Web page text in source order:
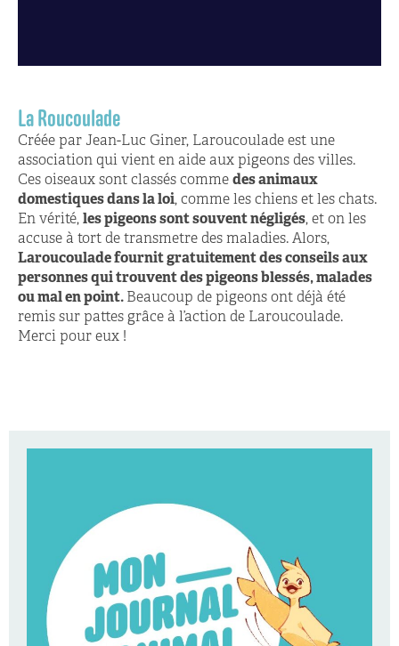
La Roucoulade
Créée par Jean-Luc Giner, Laroucoulade est une
association qui vient en aide aux pigeons des villes.
Ces oiseaux sont classés comme des animaux
domestiques dans la loi, comme les chiens et les chats.
En vérité, les pigeons sont souvent négligés, et on les
accuse à tort de transmetre des maladies. Alors,
Laroucoulade fournit gratuitement des conseils aux
personnes qui trouvent des pigeons blessés, malades
ou mal en point. Beaucoup de pigeons ont déjà été
remis sur pattes grâce à l’action de Laroucoulade.
Merci pour eux !